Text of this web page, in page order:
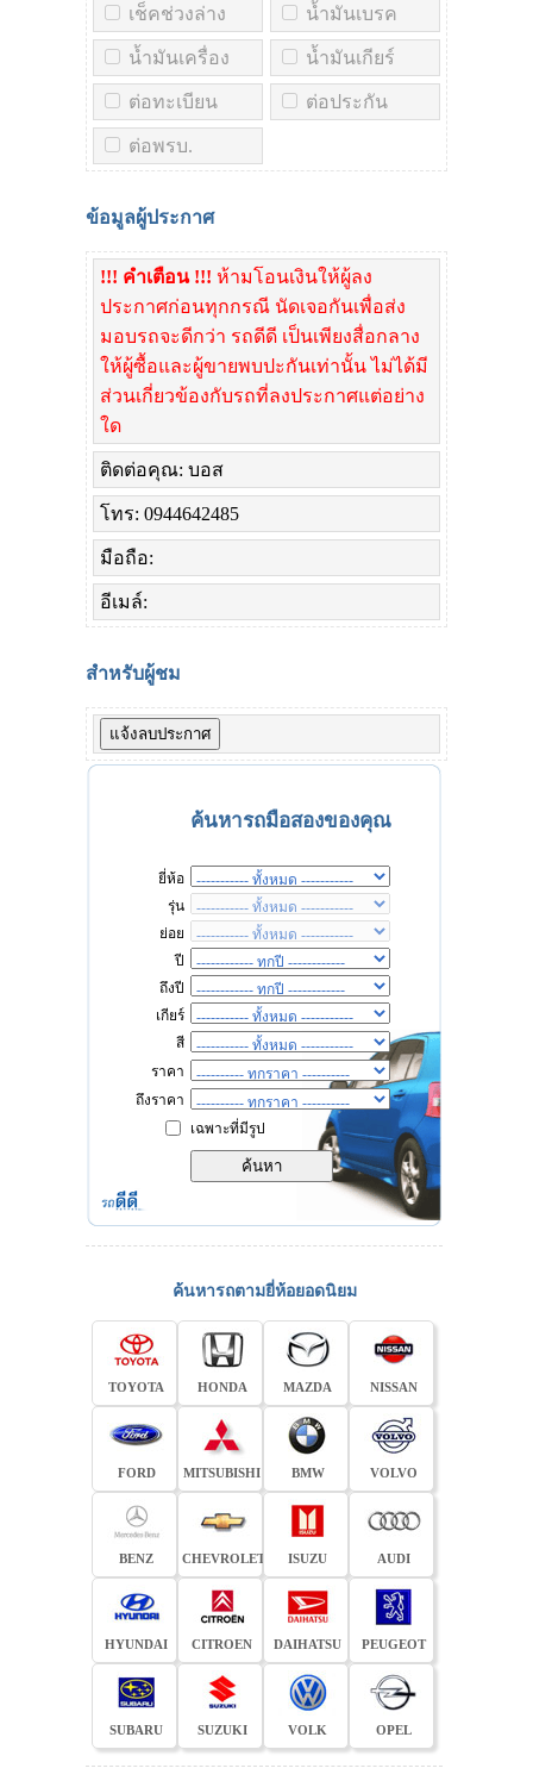
เช็คช่วงล่าง น้ำมันเบรค
น้ำมันเครื่อง น้ำมันเกียร์
ต่อทะเบียน ต่อประกัน
ต่อพรบ.
ข้อมูลผู้ประกาศ
!!! คำเตือน !!! ห้ามโอนเงินให้ผู้ลง
ประกาศก่อนทุกกรณี นัดเจอกันเพื่อส่ง
มอบรถจะดีกว่า รถดีดี เป็นเพียงสื่อกลาง
ให้ผู้ซื้อและผู้ขายพบปะกันเท่านั้น ไม่ได้มี
ส่วนเกี่ยวข้องกับรถที่ลงประกาศแต่อย่าง
ใด
ติดต่อคุณ: บอส
โทร: 0944642485
มือถือ:
อีเมล์:
สำหรับผู้ชม
ค้นหารถมือสองของคุณ
ยี่ห้อ
รุ่น
ย่อย
ปี
ถึงปี
เกียร์
สี
ราคา
ถึงราคา
เฉพาะที่มีรูป
ค้นหารถตามยี่ห้อยอดนิยม
TOYOTA HONDA MAZDA NISSAN
FORD MITSUBISHI BMW VOLVO
BENZ CHEVROLET ISUZU AUDI
HYUNDAI CITROEN DAIHATSU PEUGEOT
SUBARU SUZUKI VOLK OPEL